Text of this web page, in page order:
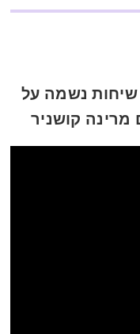
שיחות נשמה על
מרינה קושניר